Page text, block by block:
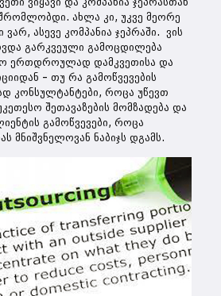
ახლა კი, უკვე მეორე
ასევე კომპანია ჯეპრაში. ვის
გარკვეული გამოცდილება
ერთდროულად დამკვეთისა და
– თუ რა გამოწვევების
კონსულტანტები, როცა უწევთ
შეთავაზების მომზადება და
გამოწვევები, როცა
მნიშვნელოვან ნაბიჯს დგამს.